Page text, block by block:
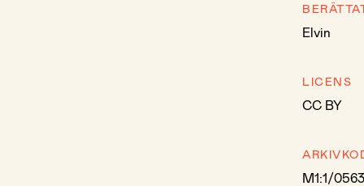
Elvin
LICENS
CC BY
M1:1/